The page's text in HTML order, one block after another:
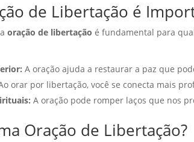
de Libertação é
oração de libertação é fundamental para
A oração ajuda a restaurar a paz que
orar por libertação, você se conecta mais
A oração pode romper laços que nos
Oração de Libertação?